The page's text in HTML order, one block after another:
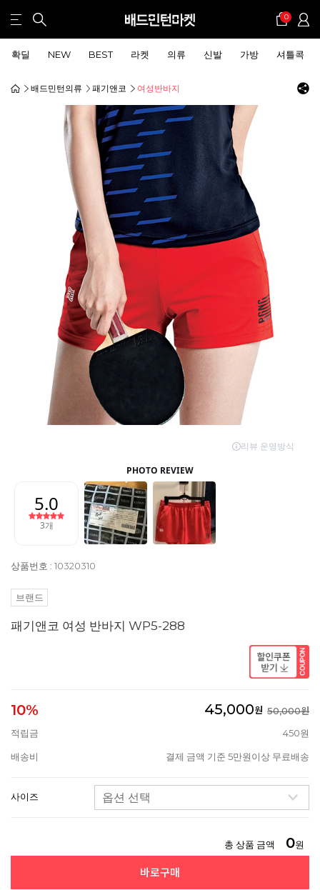
0
확딜 NEW BEST 라켓 의류 신발 가방 셔틀콕
배드민턴의류 패기앤코 여성반바지
상품번호 : 10320310
브랜드
패기앤코 여성 반바지 WP5-288
10% 45,000원 50,000원
적립금
450원
배송비 결제 금액 기준 5만원이상 무료배송
사이즈
총 상품 금액 0원
바로구매